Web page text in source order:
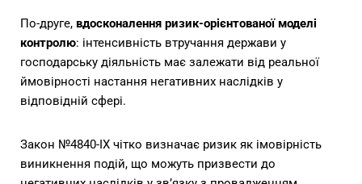
По-друге, вдосконалення ризик-орієнтованої моделі
контролю: інтенсивність втручання держави у
господарську діяльність має залежати від реальної
ймовірності настання негативних наслідків у
відповідній сфері.
Закон №4840-IX чітко визначає ризик як імовірність
виникнення подій, що можуть призвести до